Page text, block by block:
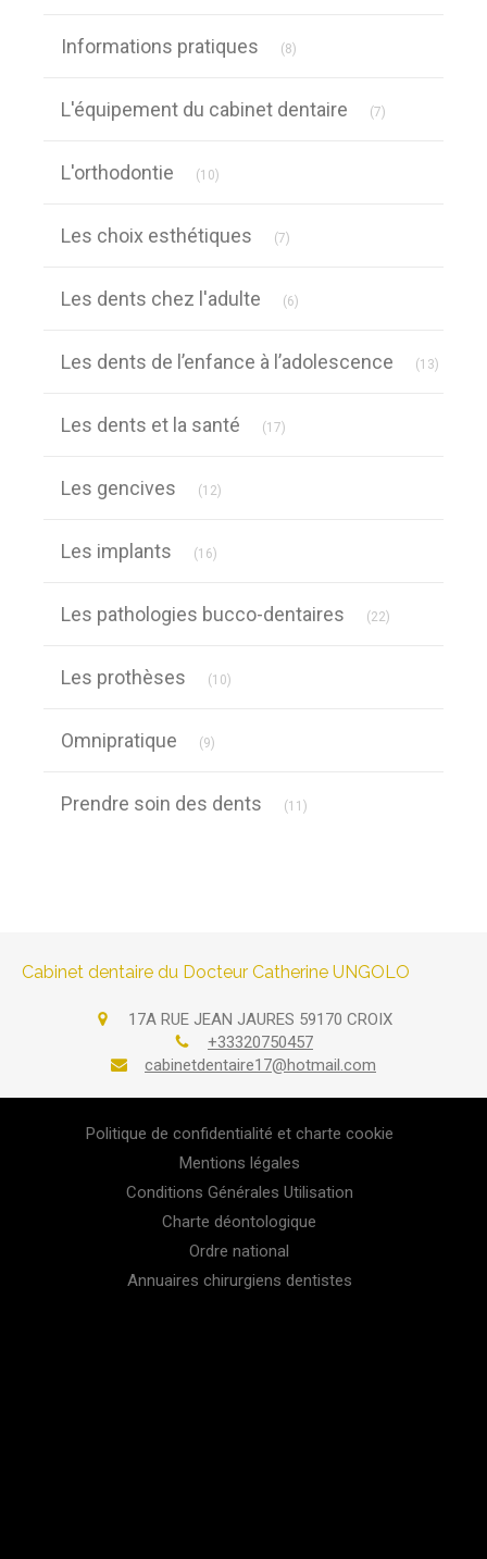
Informations pratiques (8)
L'équipement du cabinet dentaire (7)
L'orthodontie (10)
Les choix esthétiques (7)
Les dents chez l'adulte (6)
Les dents de l’enfance à l’adolescence (13)
Les dents et la santé (17)
Les gencives (12)
Les implants (16)
Les pathologies bucco-dentaires (22)
Les prothèses (10)
Omnipratique (9)
Prendre soin des dents (11)
Cabinet dentaire du Docteur Catherine UNGOLO
17A RUE JEAN JAURES 59170 CROIX
+33320750457
cabinetdentaire17@hotmail.com
Politique de confidentialité et charte cookie
Mentions légales
Conditions Générales Utilisation
Charte déontologique
Ordre national
Annuaires chirurgiens dentistes